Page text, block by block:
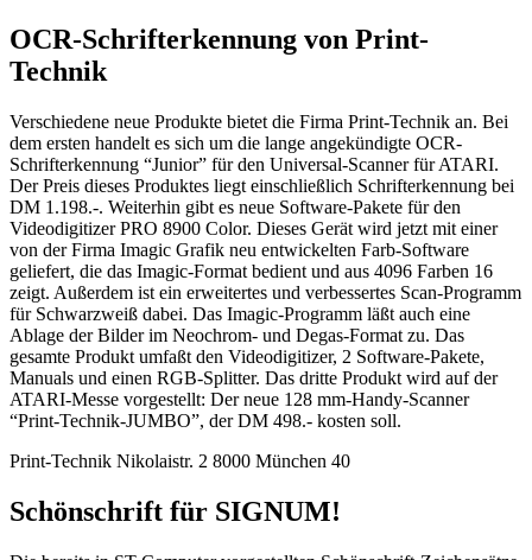
OCR-Schrifterkennung von Print-
Technik
Verschiedene neue Produkte bietet die Firma Print-Technik an. Bei
dem ersten handelt es sich um die lange angekündigte OCR-
Schrifterkennung “Junior” für den Universal-Scanner für ATARI.
Der Preis dieses Produktes liegt einschließlich Schrifterkennung bei
DM 1.198.-. Weiterhin gibt es neue Software-Pakete für den
Videodigitizer PRO 8900 Color. Dieses Gerät wird jetzt mit einer
von der Firma Imagic Grafik neu entwickelten Farb-Software
geliefert, die das Imagic-Format bedient und aus 4096 Farben 16
zeigt. Außerdem ist ein erweitertes und verbessertes Scan-Programm
für Schwarzweiß dabei. Das Imagic-Programm läßt auch eine
Ablage der Bilder im Neochrom- und Degas-Format zu. Das
gesamte Produkt umfaßt den Videodigitizer, 2 Software-Pakete,
Manuals und einen RGB-Splitter. Das dritte Produkt wird auf der
ATARI-Messe vorgestellt: Der neue 128 mm-Handy-Scanner
“Print-Technik-JUMBO”, der DM 498.- kosten soll.
Print-Technik Nikolaistr. 2 8000 München 40
Schönschrift für SIGNUM!